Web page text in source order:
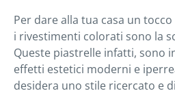
Per dare alla tua casa un
i rivestimenti colorati sono la
Queste piastrelle infatti, sono
effetti estetici moderni e
desidera uno stile ricercato e